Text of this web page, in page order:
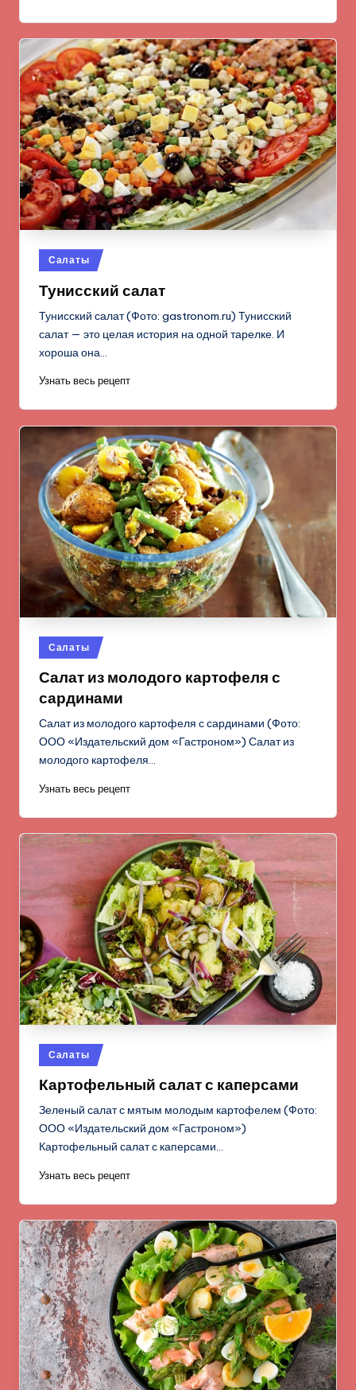
Опубликовано
в
Салаты
Тунисский салат
Тунисский салат (Фото: gastronom.ru) Тунисский
салат — это целая история на одной тарелке. И
хороша она…
Узнать весь рецепт
Опубликовано
в
Салаты
Салат из молодого картофеля с
сардинами
Салат из молодого картофеля с сардинами (Фото:
ООО «Издательский дом «Гастроном») Салат из
молодого картофеля…
Узнать весь рецепт
Опубликовано
в
Салаты
Картофельный салат с каперсами
Зеленый салат с мятым молодым картофелем (Фото:
ООО «Издательский дом «Гастроном»)
Картофельный салат с каперсами…
Узнать весь рецепт